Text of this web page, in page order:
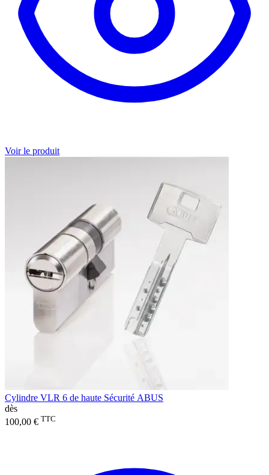
Voir le produit
Cylindre VLR 6 de haute Sécurité ABUS
dès
100,00 € TTC